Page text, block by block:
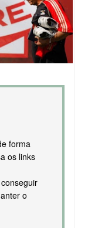
forma
os links
o